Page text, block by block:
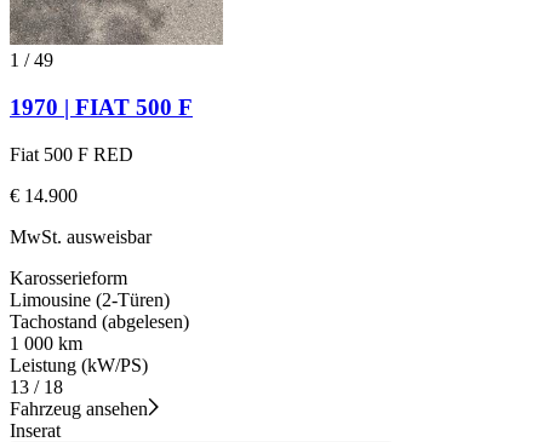
1 /49
1970 | FIAT 500 F
Fiat 500 F RED
€ 14.900
MwSt. ausweisbar
Karosserieform
Limousine (2-Türen)
Tachostand (abgelesen)
1 000 km
Leistung (kW/PS)
13 / 18
Fahrzeug ansehen
Inserat